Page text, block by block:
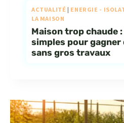
ACTUALITÉ | ENERGIE -
LA MAISON
Maison trop chaude
simples pour gagner
sans gros travaux